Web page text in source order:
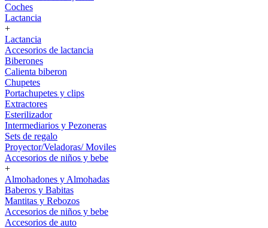
Coches
Lactancia
+
Lactancia
Accesorios de lactancia
Biberones
Calienta biberon
Chupetes
Portachupetes y clips
Extractores
Esterilizador
Intermediarios y Pezoneras
Sets de regalo
Proyector/Veladoras/ Moviles
Accesorios de niños y bebe
+
Almohadones y Almohadas
Baberos y Babitas
Mantitas y Rebozos
Accesorios de niños y bebe
Accesorios de auto